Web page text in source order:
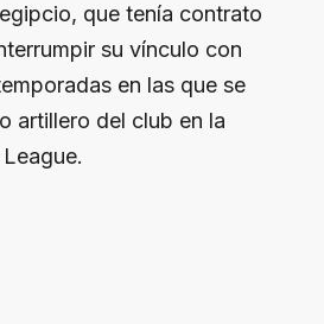
que tenía contrato
su vínculo con
en las que se
artillero del club en la